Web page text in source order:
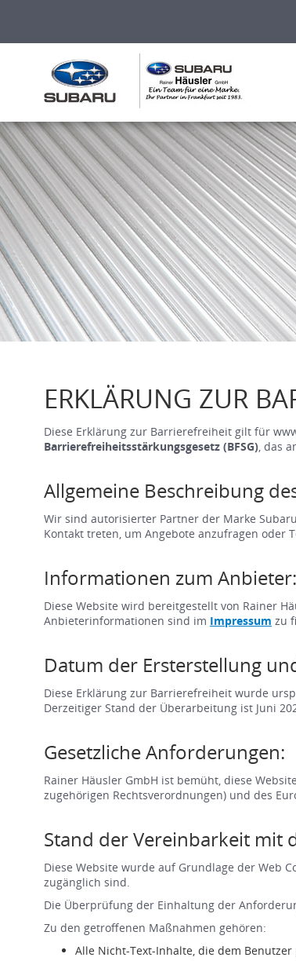
ERKLÄRUNG ZUR
Diese Erklärung zur Barrierefreiheit gilt für
Barrierefreiheitsstärkungsgesetz (BFSG), das
Allgemeine Beschreibung
Wir sind autorisierter Partner der Marke
Kontakt treten, um Angebote anzufragen oder
Informationen zum Anbieter:
Diese Website wird bereitgestellt von Rainer
Anbieterinformationen sind im Impressum zu
Datum der Ersterstellung
Diese Erklärung zur Barrierefreiheit wurde
Derzeitiger Stand der Überarbeitung ist Juni
Gesetzliche Anforderungen:
Rainer Häusler GmbH ist bemüht, diese
zugehörigen Rechtsverordnungen) und des
Stand der Vereinbarkeit mit
Diese Website wurde auf Grundlage der Web
zugänglich sind.
Die Überprüfung der Einhaltung der
Zu den getroffenen Maßnahmen gehören:
Alle Nicht-Text-Inhalte, die dem